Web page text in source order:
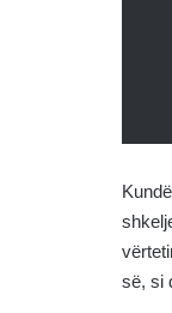
së, si